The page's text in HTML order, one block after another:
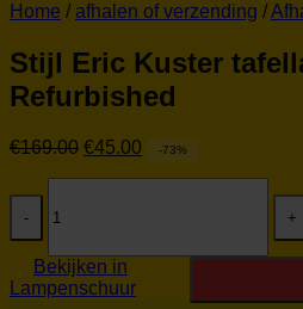
Home / afhalen of verzending /
Stijl Eric Kuster
Refurbished
€169.00 Oorspronkelijke
€45.00 Huidige
-73%
Eric
Kuster
tafellamp
438
Refurbished
Bekijken in
Lampenschuur